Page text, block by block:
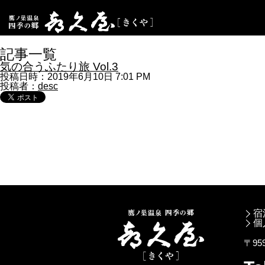
記事一覧
気の合うふたり旅 Vol.3
投稿日時：2019年6月10日 7:01 PM
投稿者： desc
宿
個
〒